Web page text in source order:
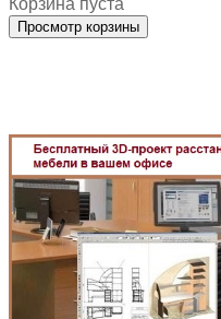
Корзина пуста